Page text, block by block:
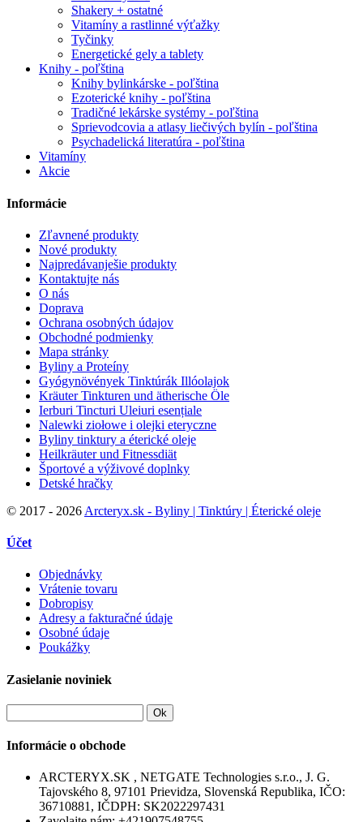
Shakery + ostatné
Vitamíny a rastlinné výťažky
Tyčinky
Energetické gely a tablety
Knihy - poľština
Knihy bylinkárske - poľština
Ezoterické knihy - poľština
Tradičné lekárske systémy - poľština
Sprievodcovia a atlasy liečivých bylín - poľština
Psychadelická literatúra - poľština
Vitamíny
Akcie
Informácie
Zľavnené produkty
Nové produkty
Najpredávanješie produkty
Kontaktujte nás
O nás
Doprava
Ochrana osobných údajov
Obchodné podmienky
Mapa stránky
Byliny a Proteíny
Gyógynövények Tinktúrák Illóolajok
Kräuter Tinkturen und ätherische Öle
Ierburi Tincturi Uleiuri esențiale
Nalewki ziołowe i olejki eteryczne
Byliny tinktury a éterické oleje
Heilkräuter und Fitnessdiät
Športové a výživové doplnky
Detské hračky
© 2017 - 2026 Arcteryx.sk - Byliny | Tinktúry | Éterické oleje
Účet
Objednávky
Vrátenie tovaru
Dobropisy
Adresy a fakturačné údaje
Osobné údaje
Poukážky
Zasielanie noviniek
Ok
Informácie o obchode
ARCTERYX.SK , NETGATE Technologies s.r.o., J. G.
Tajovského 8, 97101 Prievidza, Slovenská Republika, IČO:
36710881, IČDPH: SK2022297431